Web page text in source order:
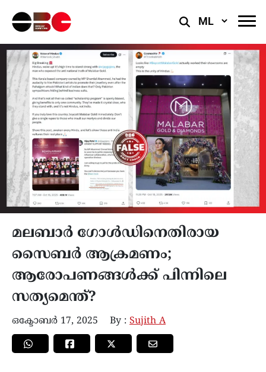
Select
മലബാർ ഗോൾഡിനെതിരായ
സൈബർ ആക്രമണം;
ആരോപണങ്ങൾക്ക് പിന്നിലെ
സത്യമെന്ത്?
ഒക്ടോബർ 17, 2025 By : Sujith A